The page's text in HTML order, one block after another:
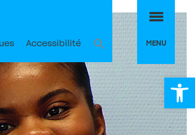
Accessibilité MENU